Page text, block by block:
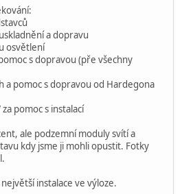
a dopravu
osvětlení
s dopravou (pře všechny
a pomoc s dopravou od Hardegona
pomoc s instalací
ale podzemní moduly svítí a
kdy jsme ji mohli opustit. Fotky
instalace ve výloze.